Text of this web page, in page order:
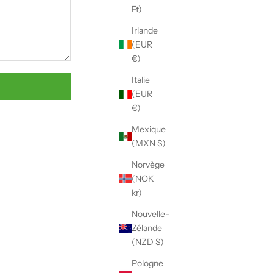
Ft)
Irlande
(EUR
€)
Italie
(EUR
€)
Mexique
(MXN $)
Norvège
(NOK
kr)
Nouvelle-
Zélande
(NZD $)
Pologne